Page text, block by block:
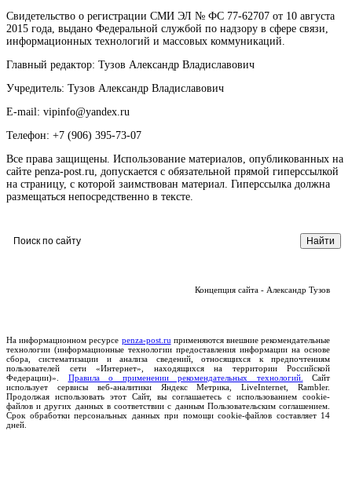
Свидетельство о регистрации СМИ ЭЛ № ФС 77-62707 от 10 августа
2015 года, выдано Федеральной службой по надзору в сфере связи,
информационных технологий и массовых коммуникаций.
Главный редактор: Тузов Александр Владиславович
Учредитель: Тузов Александр Владиславович
E-mail: vipinfo@yandex.ru
Телефон: +7 (906) 395-73-07
Все права защищены. Использование материалов, опубликованных на
сайте penza-post.ru, допускается с обязательной прямой гиперссылкой
на страницу, с которой заимствован материал. Гиперссылка должна
размещаться непосредственно в тексте.
Концепция сайта - Александр Тузов
На информационном ресурсе penza-post.ru применяются внешние рекомендательные
технологии (информационные технологии предоставления информации на основе
сбора, систематизации и анализа сведений, относящихся к предпочтениям
пользователей сети «Интернет», находящихся на территории Российской
Федерации)». Правила о применении рекомендательных технологий.
Сайт
использует сервисы веб-аналитики Яндекс Метрика, LiveInternet, Rambler.
Продолжая использовать этот Сайт, вы соглашаетесь с использованием cookie-
файлов и других данных в соответствии с данным Пользовательским соглашением.
Срок обработки персональных данных при помощи cookie-файлов составляет 14
дней.